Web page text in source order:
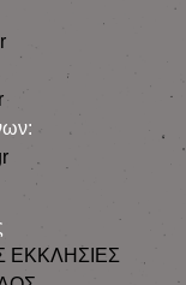
ΕΚΚΛΗΣΙΕΣ